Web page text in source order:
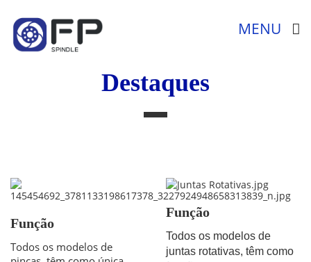
MENU
Destaques
Função
Todos os modelos de
Função
Todos os modelos de
juntas rotativas, têm como